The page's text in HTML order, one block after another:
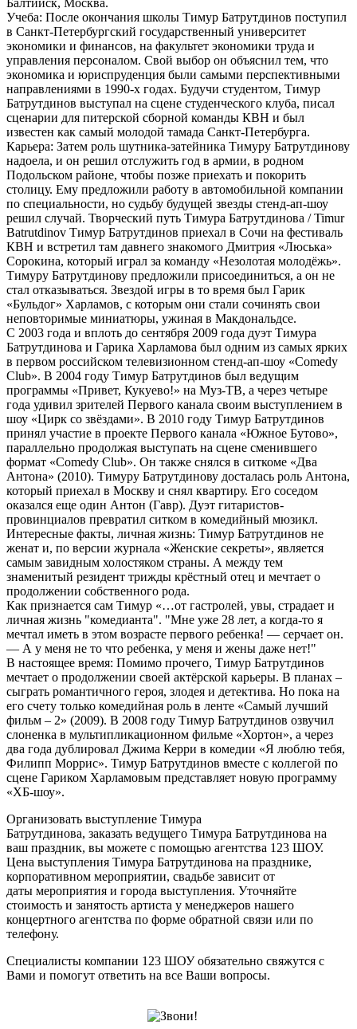
Балтийск, Москва.
Учеба: После окончания школы Тимур Батрутдинов поступил
в Санкт-Петербургский государственный университет
экономики и финансов, на факультет экономики труда и
управления персоналом. Свой выбор он объяснил тем, что
экономика и юриспруденция были самыми перспективными
направлениями в 1990-х годах. Будучи студентом, Тимур
Батрутдинов выступал на сцене студенческого клуба, писал
сценарии для питерской сборной команды КВН и был
известен как самый молодой тамада Санкт-Петербурга.
Карьера: Затем роль шутника-затейника Тимуру Батрутдинову
надоела, и он решил отслужить год в армии, в родном
Подольском районе, чтобы позже приехать и покорить
столицу. Ему предложили работу в автомобильной компании
по специальности, но судьбу будущей звезды стенд-ап-шоу
решил случай. Творческий путь Тимура Батрутдинова / Timur
Batrutdinov Тимур Батрутдинов приехал в Сочи на фестиваль
КВН и встретил там давнего знакомого Дмитрия «Люська»
Сорокина, который играл за команду «Незолотая молодёжь».
Тимуру Батрутдинову предложили присоединиться, а он не
стал отказываться. Звездой игры в то время был Гарик
«Бульдог» Харламов, с которым они стали сочинять свои
неповторимые миниатюры, ужиная в Макдональдсе.
С 2003 года и вплоть до сентября 2009 года дуэт Тимура
Батрутдинова и Гарика Харламова был одним из самых ярких
в первом российском телевизионном стенд-ап-шоу «Comedy
Club». В 2004 году Тимур Батрутдинов был ведущим
программы «Привет, Кукуево!» на Муз-ТВ, а через четыре
года удивил зрителей Первого канала своим выступлением в
шоу «Цирк со звёздами». В 2010 году Тимур Батрутдинов
принял участие в проекте Первого канала «Южное Бутово»,
параллельно продолжая выступать на сцене сменившего
формат «Comedy Club». Он также снялся в ситкоме «Два
Антона» (2010). Тимуру Батрутдинову досталась роль Антона,
который приехал в Москву и снял квартиру. Его соседом
оказался еще один Антон (Гавр). Дуэт гитаристов-
провинциалов превратил ситком в комедийный мюзикл.
Интересные факты, личная жизнь: Тимур Батрутдинов не
женат и, по версии журнала «Женские секреты», является
самым завидным холостяком страны. А между тем
знаменитый резидент трижды крёстный отец и мечтает о
продолжении собственного рода.
Как признается сам Тимур «…от гастролей, увы, страдает и
личная жизнь "комедианта". "Мне уже 28 лет, а когда-то я
мечтал иметь в этом возрасте первого ребенка! — серчает он.
— А у меня не то что ребенка, у меня и жены даже нет!"
В настоящее время: Помимо прочего, Тимур Батрутдинов
мечтает о продолжении своей актёрской карьеры. В планах –
сыграть романтичного героя, злодея и детектива. Но пока на
его счету только комедийная роль в ленте «Самый лучший
фильм – 2» (2009). В 2008 году Тимур Батрутдинов озвучил
слоненка в мультипликационном фильме «Хортон», а через
два года дублировал Джима Керри в комедии «Я люблю тебя,
Филипп Моррис». Тимур Батрутдинов вместе с коллегой по
сцене Гариком Харламовым представляет новую программу
«ХБ-шоу».
Организовать выступление Тимура
Батрутдинова, заказать ведущего Тимура Батрутдинова на
ваш праздник, вы можете с помощью агентства 123 ШОУ.
Цена выступления Тимура Батрутдинова на празднике,
корпоративном мероприятии, свадьбе зависит от
даты мероприятия и города выступления. Уточняйте
стоимость и занятость артиста у менеджеров нашего
концертного агентства по форме обратной связи или по
телефону.
Специалисты компании 123 ШОУ обязательно свяжутся с
Вами и помогут ответить на все Ваши вопросы.